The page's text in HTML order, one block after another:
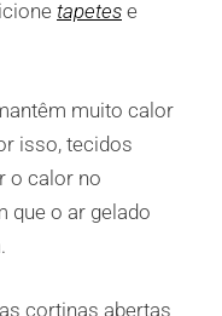
tapetes e
muito calor
isso, tecidos
o calor no
que o ar gelado
cortinas abertas